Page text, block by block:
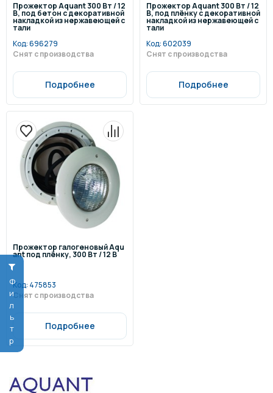
Фильтр
Прожектор Aquant 300 Вт / 12
В, под бетон с декоративной
накладкой из нержавеющей с
тали
Код:696279
Снят с производства
Подробнее
Прожектор Aquant 300 Вт / 12
В, под плёнку с декоративной
накладкой из нержавеющей с
тали
Код:602039
Снят с производства
Подробнее
Прожектор галогеновый Aqu
ant под плёнку, 300 Вт / 12 В
Код: 475853
Снят с производства
Подробнее